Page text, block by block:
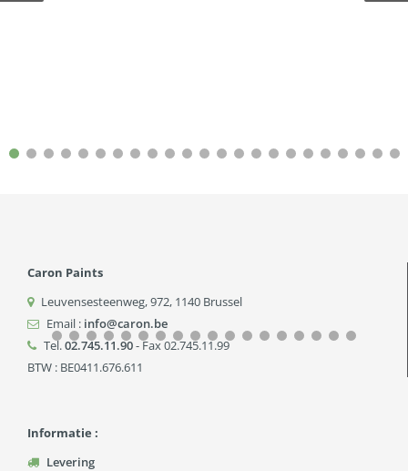
Caron Paints
Leuvensesteenweg, 972, 1140 Brussel
Email : info@caron.be
Tel.02.745.11.90- Fax 02.745.11.99
BTW : BE0411.676.611
Informatie :
Levering